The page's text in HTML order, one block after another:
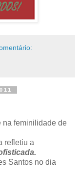
na feminilidade de
refletiu a
Santos no dia